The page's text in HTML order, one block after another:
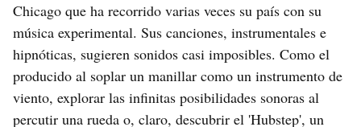
Chicago que ha recorrido varias veces su país con su
música experimental. Sus canciones, instrumentales e
hipnóticas, sugieren sonidos casi imposibles. Como el
producido al soplar un manillar como un instrumento de
viento, explorar las infinitas posibilidades sonoras al
percutir una rueda o, claro, descubrir el 'Hubstep', un